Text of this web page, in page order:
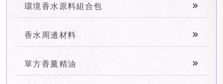
環境香水原料組合包
香水周邊材料
單方香薰精油